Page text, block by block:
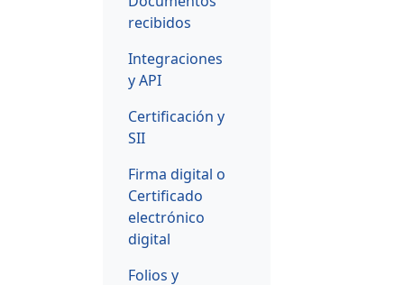
recibidos
Integraciones
y API
Certificación y
SII
Firma digital o
Certificado
electrónico
digital
Folios y